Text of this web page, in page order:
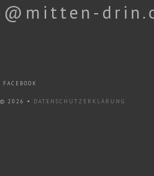
FACEBOOK
© 2026 • DATENSCHUTZERKLÄRUNG